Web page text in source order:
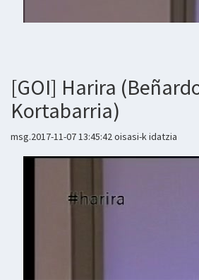
[GOI] Harira
Kortabarria)
msg.2017-11-07 13:45:42 oisasi-k idatzia